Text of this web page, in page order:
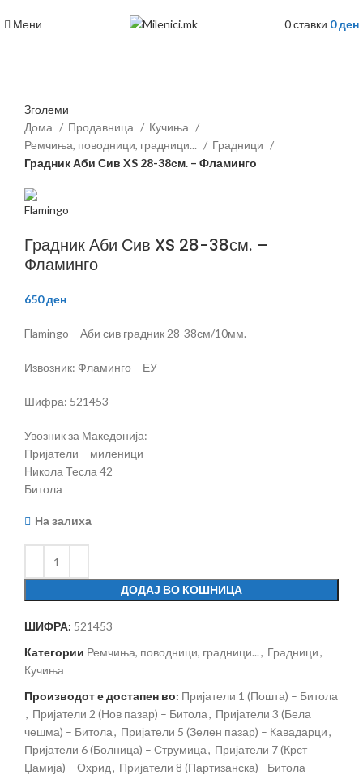
Мени 0ставки 0ден
Зголеми
Дома
Продавница
Кучиња
Ремчиња, поводници, градници...
Градници
Градник Аби Сив XS 28-38см. – Фламинго
Градник Аби Сив XS 28-38см. –
Фламинго
650ден
Flamingo – Аби сив градник 28-38см/10мм.
Извозник: Фламинго – ЕУ
Шифра: 521453
Увозник за Македонија:
Пријатели – миленици
Никола Тесла 42
Битола
На залиха
ДОДАЈ ВО КОШНИЦА
ШИФРА: 521453
Категории Ремчиња, поводници, градници..., Градници,
Кучиња
Производот е достапен во: Пријатели 1 (Пошта) – Битола
, Пријатели 2 (Нов пазар) – Битола, Пријатели 3 (Бела
чешма) – Битола, Пријатели 5 (Зелен пазар) – Кавадарци,
Пријатели 6 (Болница) – Струмица, Пријатели 7 (Крст
Џамија) – Охрид, Пријатели 8 (Партизанска) - Битола